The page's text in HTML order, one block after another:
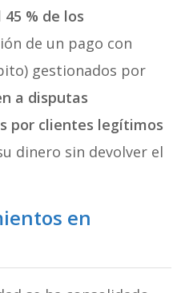
% de los
de un pago con
gestionados por
a disputas
por clientes legítimos
dinero sin devolver el
en